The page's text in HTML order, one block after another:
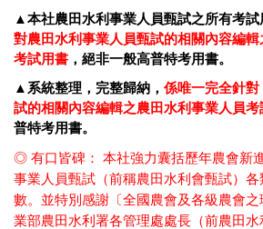
▲本社農田水利事業人員甄試之所有考試
對農田水利事業人員甄試的相關內容編
考試用書 ，絕非一般高普特考用書。
▲系統整理，完整歸納， 係唯一完全針
試的相關內容編輯之農田水利事業人員考
普特考用書。
◎ 有口皆碑： 本社強力囊括歷年農會新
事業人員甄試（前稱農田水利會甄試）各
數。並特別感謝〔全國農會及各級農會
業部農田水利署各管理處處長（前農田